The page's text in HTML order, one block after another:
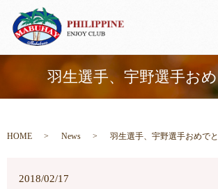
羽生選手、宇野選手お
HOME News 羽生選手、宇野選手おめで
2018/02/17